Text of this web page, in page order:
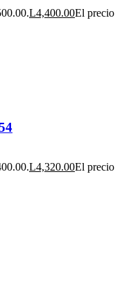
L4,400.00El precio
L4,320.00El precio